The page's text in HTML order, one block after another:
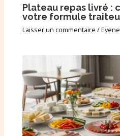
Plateau repas livré :
votre formule
Laisser un commentaire /